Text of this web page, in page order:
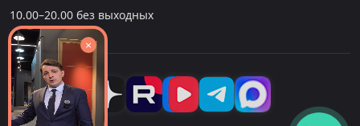
10.00–20.00 без выходных
×